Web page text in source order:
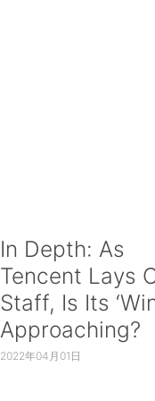
In Depth: As
Tencent Lays
Staff, Is Its
Approaching?
2022年04月01日